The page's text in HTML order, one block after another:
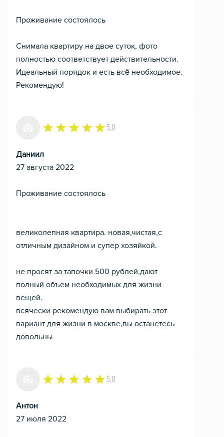
Проживание состоялось
Снимала квартиру на двое суток, фото
полностью соответствует действительности.
Идеальный порядок и есть всё необходимое.
Рекомендую!
5,0
Даниил
27 августа 2022
Проживание состоялось
великолепная квартира. новая,чистая,с
отличным дизайном и супер хозяйкой.
не просят за тапочки 500 рублей,дают
полный объем необходимых для жизни
вещей.
всячески рекомендую вам выбирать этот
вариант для жизни в москве,вы останетесь
довольны
5,0
Антон
27 июля 2022